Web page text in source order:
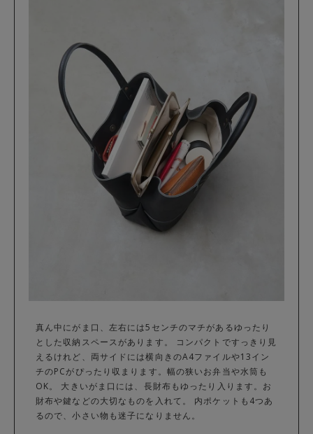
真ん中にがま口、左右には5センチのマチがあるゆったり
とした収納スペースがあります。 コンパクトですっきり見
えるけれど、両サイドには横向きのA4ファイルや13イン
チのPCがぴったり収まります。幅の狭いお弁当や水筒も
OK。 大きいがま口には、長財布もゆったり入ります。お
財布や鍵などの大切なものを入れて。 内ポケットも4つあ
るので、小さい物も迷子になりません。